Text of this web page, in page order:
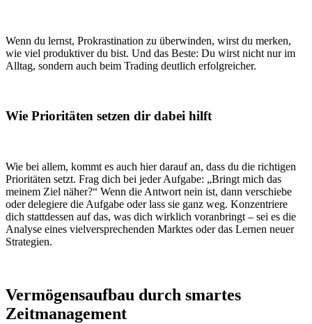
Wenn du lernst, Prokrastination zu überwinden, wirst du merken,
wie viel produktiver du bist. Und das Beste: Du wirst nicht nur im
Alltag, sondern auch beim Trading deutlich erfolgreicher.
Wie Prioritäten setzen dir dabei hilft
Wie bei allem, kommt es auch hier darauf an, dass du die richtigen
Prioritäten setzt. Frag dich bei jeder Aufgabe: „Bringt mich das
meinem Ziel näher?“ Wenn die Antwort nein ist, dann verschiebe
oder delegiere die Aufgabe oder lass sie ganz weg. Konzentriere
dich stattdessen auf das, was dich wirklich voranbringt – sei es die
Analyse eines vielversprechenden Marktes oder das Lernen neuer
Strategien.
Vermögensaufbau durch smartes
Zeitmanagement